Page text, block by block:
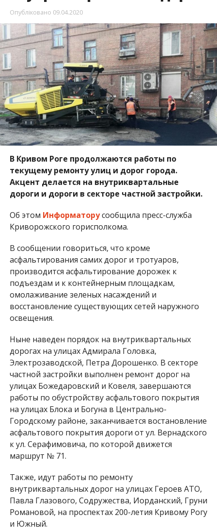
Опубліковано 09.04.2020
В Кривом Роге продолжаются работы по
текущему ремонту улиц и дорог города.
Акцент делается на внутриквартальные
дороги и дороги в секторе частной застройки.
Об этом Информаторусообщила пресс-служба
Криворожского горисполкома.
В сообщении говориться, что кроме
асфальтирования самих дорог и тротуаров,
производится асфальтирование дорожек к
подъездам и к контейнерным площадкам,
омолаживание зеленых насаждений и
восстановление существующих сетей наружного
освещения.
Ныне наведен порядок на внутриквартальных
дорогах на улицах Адмирала Головка,
Электрозаводской, Петра Дорошенко. В секторе
частной застройки выполнен ремонт дорог на
улицах Божедаровский и Ковеля, завершаются
работы по обустройству асфальтового покрытия
на улицах Блока и Богуна в Центрально-
Городскому районе, заканчивается востановление
асфальтового покрытия дороги от ул. Вернадского
к ул. Серафимовича, по которой движется
маршрут № 71.
Также, идут работы по ремонту
внутриквартальных дорог на улицах Героев АТО,
Павла Глазового, Содружества, Иорданский, Груни
Романовой, на проспектах 200-летия Кривому Рогу
и Южный.